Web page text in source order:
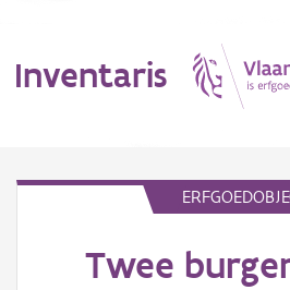
Inventaris
ErfgoedobjectTwee